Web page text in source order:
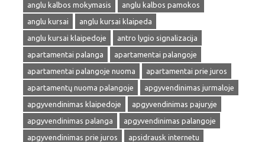
anglu kalbos mokymasis
anglu kalbos pamokos
anglu kursai
anglu kursai klaipeda
anglu kursai klaipedoje
antro lygio signalizacija
apartamentai palanga
apartamentai palangoje
apartamentai palangoje nuoma
apartamentai prie juros
apartamentų nuoma palangoje
apgyvendinimas jurmaloje
apgyvendinimas klaipedoje
apgyvendinimas pajuryje
apgyvendinimas palanga
apgyvendinimas palangoje
apgyvendinimas prie juros
apsidrausk internetu